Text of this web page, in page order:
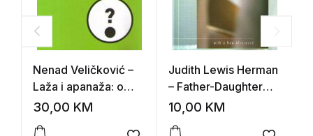
Nenad Veličković –
Laža i apanaža: o
upotrebi književnosti
30,00 KM
Judith Lewis Herman
– Father-Daughter
Incest
10,00 KM